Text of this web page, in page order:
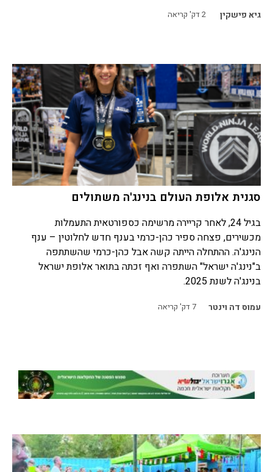
גיא פישקין 2דק' קריאה
סגנית אלופת העולם בנינג'ה משתולים
בגיל 24, לאחר קריירה מרשימה כספורטאית התעמלות
מכשירים, פצחה ספיר כהן-כרמי בענף חדש לחלוטין – ענף
הנינג'ה. ההתחלה הייתה קשה אבל כהן-כרמי שהשתתפה
ב"נינג'ה ישראל" השתפרה ואף זכתה בתואר אלופת ישראל
בנינג'ה לשנת 2025.
עמוס דה וינטר 7דק' קריאה